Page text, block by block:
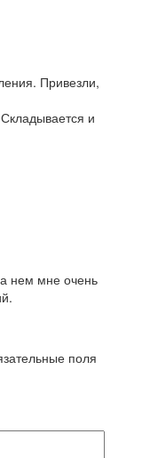
Привезли,
и
нем мне очень
поля